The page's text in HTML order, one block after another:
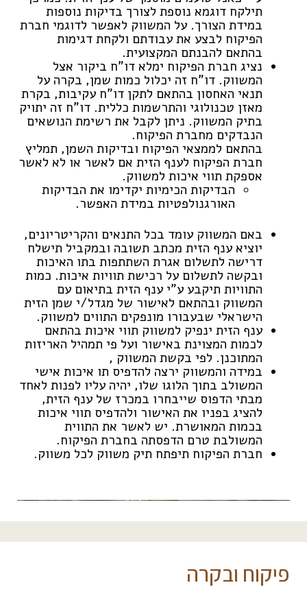
תילקח דוגמא נוספת לצורך בדיקות נוספות
במידת הצורך. על המשווק לאפשר לדוגמי חברת
הפיקוח לבצע את עבודתם ולקחת דגימות
בהתאם להבנתם המקצועית.
נציג חברת הפיקוח ימלא דו”ח ביקור אצל
המשווק. דו”ח זה יכלול כמות שמן, בקרה על
תנאי האחסון בהתאם לתקן דו”ח עקיבות, בקרת
מאזן טכנולוגי והתרשמות כללית. דו”ח זה יתויק
בתיק המשווק. ניתן לקבל את רשימת הנושאים
הנבדקים מחברת הפיקוח.
בהתאם לממצאי הפיקוח ובדיקות השמן, תמליץ
חברת הפיקוח לענף הזית אם לאשר או לא לאשר
אספקת תווי איכות למשווק.
הבדיקות הכימיות יקדימו את הבדיקות
האורגנולפטיות במידת האפשר.
באם המשווק עומד בכל התנאים והקריטריונים,
יוציא ענף הזית מכתב תשובה ובמקביל תישלח
דרישה לתשלום אגרת השתתפות בתו האיכות
ובקשה לתשלום על רכישת תוויות איכות. כמות
התוויות תיקבע ע”י ענף הזית בתיאום עם
המשווק ובהתאם לאישור של מגדל/י שמן הזית
הישראלי שבעבורו מונפקים התווים למשווק.
ענף הזית ינפיק למשווק תווי איכות בהתאם
לכמות המצוינת באישור ועל פי תמהיל האריזות
המתוכנן. לפי בקשת המשווק ,
במידה והמשווק ירצה להדפיס תו איכות אישי
המשולב בתוך הלוגו שלו, יהיה עליו לפנות לאחד
מבתי הדפוס שייבחרו במכרז של ענף הזית,
להציג בפניו את האישור ולהדפיס תווי איכות
בכמות המאושרת. יש לאשר את התווית
המשולבת טרם הדפסתה בחברת הפיקוח.
חברת הפיקוח תיפתח תיק משווק לכל משווק.
פיקוח ובקרה